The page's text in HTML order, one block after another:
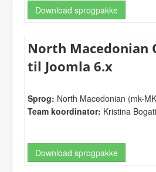
Download sprogpakke
North Macedonian
til Joomla 6.x
Sprog: North Macedonian (mk-
Team koordinator: Kristina
Download sprogpakke